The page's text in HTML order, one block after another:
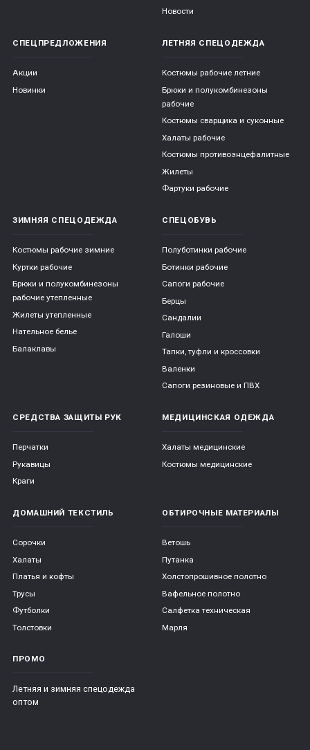
Новости
СПЕЦПРЕДЛОЖЕНИЯ
Акции
Новинки
ЛЕТНЯЯ СПЕЦОДЕЖДА
Костюмы рабочие летние
Брюки и полукомбинезоны
рабочие
Костюмы сварщика и суконные
Халаты рабочие
Костюмы противоэнцефалитные
Жилеты
Фартуки рабочие
ЗИМНЯЯ СПЕЦОДЕЖДА
Костюмы рабочие зимние
Куртки рабочие
Брюки и полукомбинезоны
рабочие утепленные
Жилеты утепленные
Нательное белье
Балаклавы
СПЕЦОБУВЬ
Полуботинки рабочие
Ботинки рабочие
Сапоги рабочие
Берцы
Сандалии
Галоши
Тапки, туфли и кроссовки
Валенки
Сапоги резиновые и ПВХ
СРЕДСТВА ЗАЩИТЫ РУК
Перчатки
Рукавицы
Краги
МЕДИЦИНСКАЯ ОДЕЖДА
Халаты медицинские
Костюмы медицинские
ДОМАШНИЙ ТЕКСТИЛЬ
Сорочки
Халаты
Платья и кофты
Трусы
Футболки
Толстовки
ОБТИРОЧНЫЕ МАТЕРИАЛЫ
Ветошь
Путанка
Холстопрошивное полотно
Вафельное полотно
Салфетка техническая
Марля
ПРОМО
Летняя и зимняя спецодежда
оптом